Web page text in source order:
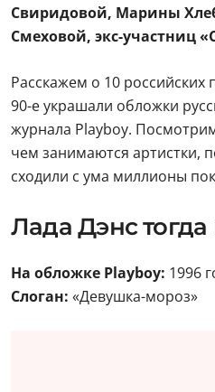
Свиридовой, Марины
Смеховой, экс-участниц
Расскажем о 10 российских
90-е украшали обложки
журнала Playboy.
чем занимаются артистки,
сходили с ума миллионы
Лада Дэнс тогда
На обложке Playboy: 1996
Слоган: «Девушка-мороз»